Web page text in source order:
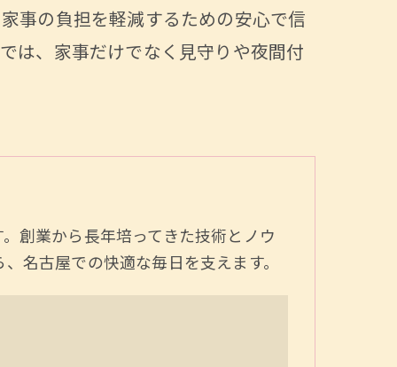
事の負担を軽減するための安心で信
は、家事だけでなく見守りや夜間付
創業から長年培ってきた技術とノウ
名古屋での快適な毎日を支えます。